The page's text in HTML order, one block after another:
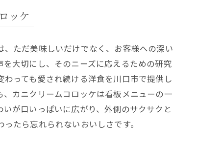
ッケ
ただ美味しいだけでなく、お客様への深い
大切にし、そのニーズに応えるための研究
っても愛され続ける洋食を川口市で提供し
カニクリームコロッケは看板メニューの一
が口いっぱいに広がり、外側のサクサクと
たら忘れられないおいしさです。